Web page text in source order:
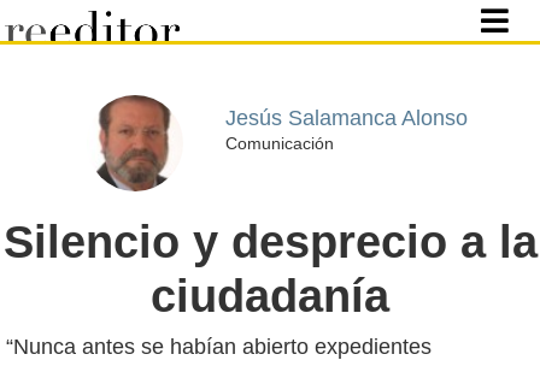
Jesús Salamanca Alonso
Comunicación
Silencio y desprecio a la
ciudadanía
“Nunca antes se habían abierto expedientes